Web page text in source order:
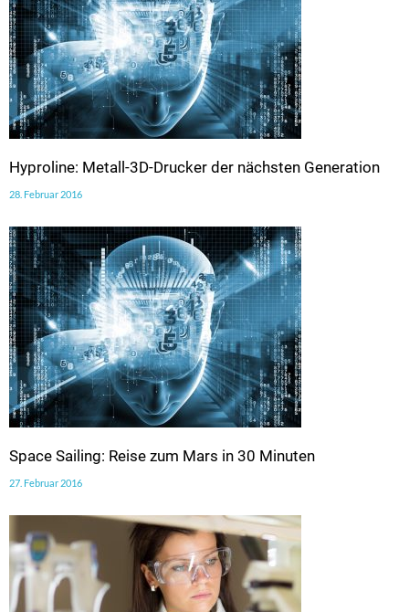
Hyproline: Metall-3D-Drucker der nächsten Generation
28. Februar 2016
Space Sailing: Reise zum Mars in 30 Minuten
27. Februar 2016